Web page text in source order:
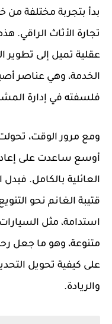
بدأ بتجربة مختلفة
تجارة الأثاث
عقلية تميل إلى تطوير
الخدمة، وهي عناصر
فلسفته في إدارة
ومع مرور الوقت،
أوسع ساعدت على
العائلية بالكامل.
قتيبة الغانم نحو
استدامة، مثل
متنوعة، وهو ما جعل
على كيفية تحويل
والريادة.